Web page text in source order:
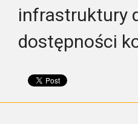
infrastruktury
dostępności